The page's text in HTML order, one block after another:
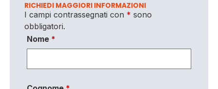
RICHIEDI MAGGIORI INFORMAZIONI
I campi contrassegnati con * sono
obbligatori.
Nome *